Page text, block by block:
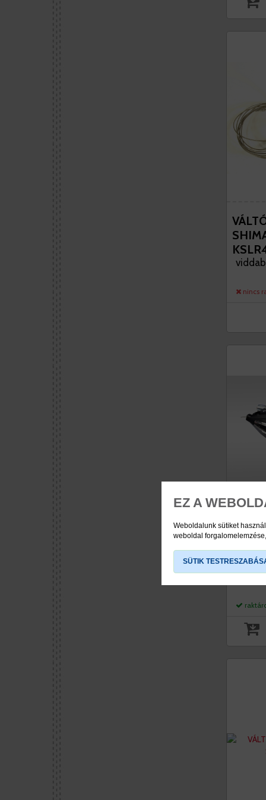
EZ A
Weboldalunk sütiket
weboldal
SÜTIK
nincs
JOBB